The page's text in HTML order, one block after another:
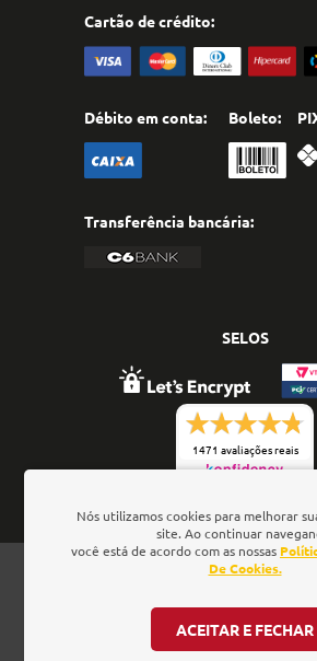
Cartão de crédito:
Débito em conta: Boleto:
Transferência bancária:
SELOS
1471 avaliações reais
Oficina de Textos - Rua da
- CNPJ: 01.337.552/
Nós utilizamos cookies para melhorar
site. Ao continuar
você está de acordo com as nossas
De Cookies.
ACEITAR E FECHAR